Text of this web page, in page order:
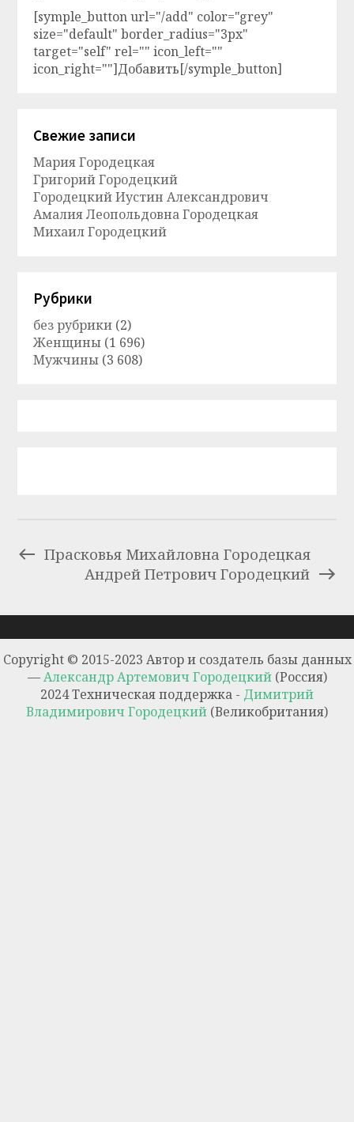
[symple_button url="/add" color="grey"
size="default" border_radius="3px"
target="self" rel="" icon_left=""
icon_right=""]Добавить[/symple_button]
Свежие записи
Мария Городецкая
Григорий Городецкий
Городецкий Иустин Александрович
Амалия Леопольдовна Городецкая
Михаил Городецкий
Рубрики
без рубрики (2)
Женщины (1 696)
Мужчины (3 608)
Прасковья Михайловна Городецкая
Андрей Петрович Городецкий
Copyright © 2015-2023 Автор и создатель базы данных
—Александр Артемович Городецкий(Россия)
2024 Техническая поддержка - Димитрий
Владимирович Городецкий (Великобритания)